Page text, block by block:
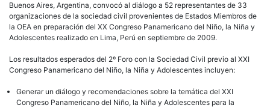
Buenos Aires, Argentina, convocó al diálogo a 52 representantes de 33
organizaciones de la sociedad civil provenientes de Estados Miembros de
la OEA en preparación del XX Congreso Panamericano del Niño, la Niña y
Adolescentes realizado en Lima, Perú en septiembre de 2009.
Los resultados esperados del 2º Foro con la Sociedad Civil previo al XXI
Congreso Panamericano del Niño, la Niña y Adolescentes incluyen:
Generar un diálogo y recomendaciones sobre la temática del XXI
Congreso Panamericano del Niño, la Niña y Adolescentes para la